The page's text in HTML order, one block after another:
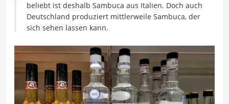
beliebt ist deshalb Sambuca aus Italien. Doch auch
Deutschland produziert mittlerweile Sambuca, der
sich sehen lassen kann.